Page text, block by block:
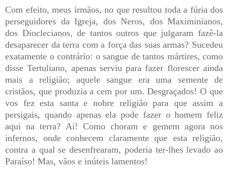
Com efeito, meus irmãos, no que resultou toda a fúria dos
perseguidores da Igreja, dos Neros, dos Maximinianos,
dos Dioclecianos, de tantos outros que julgaram fazê-la
desaparecer da terra com a força das suas armas? Sucedeu
exatamente o contrário: o sangue de tantos mártires, como
disse Tertuliano, apenas serviu para fazer florescer ainda
mais a religião; aquele sangue era uma semente de
cristãos, que produzia a cem por um. Desgraçados! O que
vos fez esta santa e nobre religião para que assim a
persigais, quando apenas ela pode fazer o homem feliz
aqui na terra? Ai! Como choram e gemem agora nos
infernos, onde conhecem claramente que esta religião,
contra a qual se desenfrearam, poderia ter-lhes levado ao
Paraíso! Mas, vãos e inúteis lamentos!